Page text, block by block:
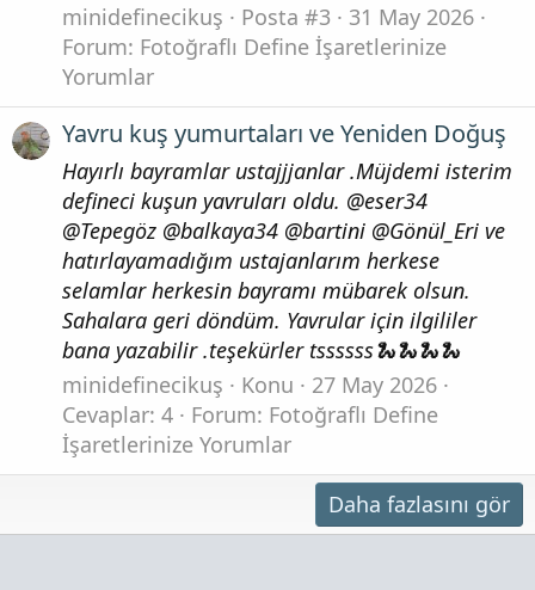
minidefinecikuş
Posta #3
31 May 2026
Forum: Fotoğraflı Define İşaretlerinize
Yorumlar
Yavru kuş yumurtaları ve Yeniden Doğuş
Hayırlı bayramlar ustajjjanlar .Müjdemi isterim
defineci kuşun yavruları oldu. @eser34
@Tepegöz @balkaya34 @bartini @Gönül_Eri ve
hatırlayamadığım ustajanlarım herkese
selamlar herkesin bayramı mübarek olsun.
Sahalara geri döndüm. Yavrular için ilgililer
bana yazabilir .teşekürler tssssss🐍🐍🐍🐍
minidefinecikuş
Konu
27 May 2026
Cevaplar: 4
Forum: Fotoğraflı Define
İşaretlerinize Yorumlar
Daha fazlasını gör